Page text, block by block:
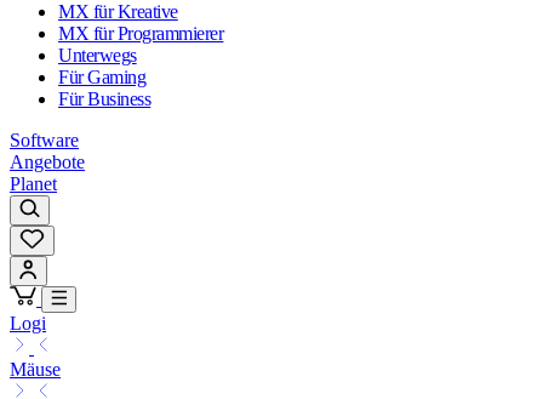
MX für Kreative
MX für Programmierer
Unterwegs
Für Gaming
Für Business
Software
Angebote
Planet
Logi
Mäuse